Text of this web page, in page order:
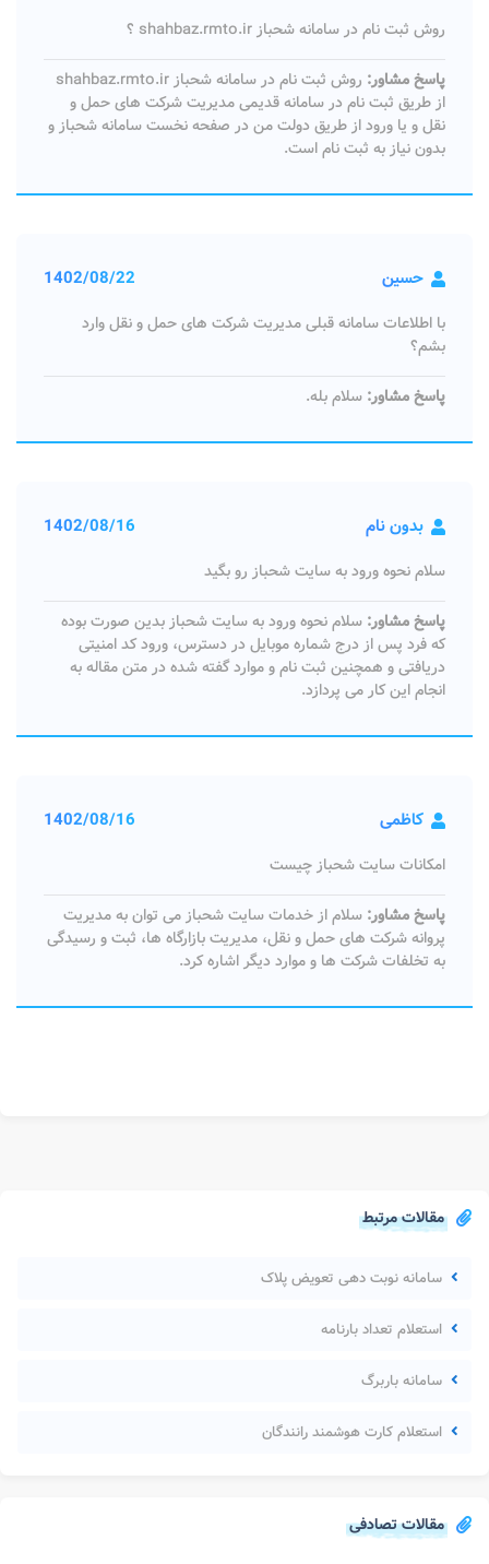
مقالات مرتبط
سامانه نوبت دهی تعویض پلاک
استعلام تعداد بارنامه
سامانه باربرگ
استعلام کارت هوشمند رانندگان
مقالات تصادفی
روش ثبت نام در سامانه شحباز shahbaz.rmto.ir ؟
پاسخ مشاور:
روش ثبت نام در سامانه شحباز shahbaz.rmto.ir
از طریق ثبت نام در سامانه قدیمی مدیریت شرکت های حمل و
نقل و یا ورود از طریق دولت من در صفحه نخست سامانه شحباز و
بدون نیاز به ثبت نام است.
حسین 1402/08/22
با اطلاعات سامانه قبلی مدیریت شرکت های حمل و نقل وارد
بشم؟
پاسخ مشاور: سلام بله.
بدون نام 1402/08/16
سلام نحوه ورود به سایت شحباز رو بگید
پاسخ مشاور: سلام نحوه ورود به سایت شحباز بدین صورت بوده
که فرد پس از درج شماره موبایل در دسترس، ورود کد امنیتی
دریافتی و همچنین ثبت نام و موارد گفته شده در متن مقاله به
انجام این کار می پردازد.
کاظمی 1402/08/16
امکانات سایت شحباز چیست
پاسخ مشاور: سلام از خدمات سایت شحباز می توان به مدیریت
پروانه شرکت های حمل و نقل، مدیریت بازارگاه ها، ثبت و رسیدگی
به تخلفات شرکت ها و موارد دیگر اشاره کرد.